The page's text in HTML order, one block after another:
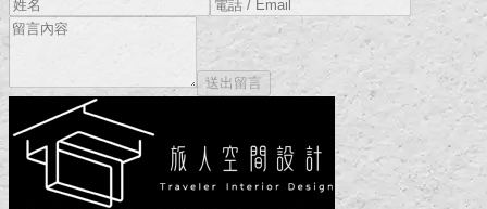
送出留言